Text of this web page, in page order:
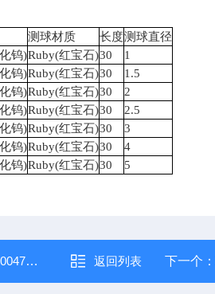
测球材质 长度测球直径
钨)Ruby(红宝石)30
1
钨)Ruby(红宝石)30
1.5
钨)Ruby(红宝石)30
2
钨)Ruby(红宝石)30
2.5
钨)Ruby(红宝石)30
3
钨)Ruby(红宝石)30
4
钨)Ruby(红宝石)30 5
价格 返回列表 下一个：